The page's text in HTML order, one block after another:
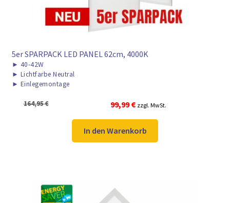
5er SPARPACK LED PANEL 62cm, 4000K
► 40-42W
► Lichtfarbe Neutral
► Einlegemontage
164,95€
Ursprünglicher
Preis
war:
164,95 €
99,99€Aktueller
Preis
ist:
99,99 €.
zzgl. MwSt.
In den Warenkorb